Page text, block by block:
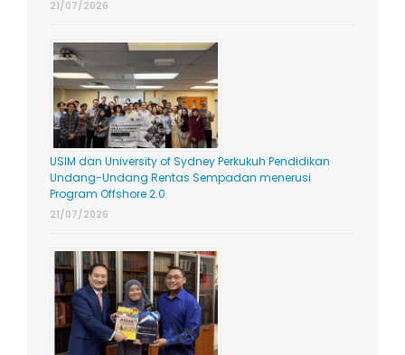
21/07/2026
USIM dan University of Sydney Perkukuh Pendidikan
Undang-Undang Rentas Sempadan menerusi
Program Offshore 2.0
21/07/2026